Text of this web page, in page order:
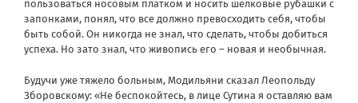
пользоваться носовым платком и носить шелковые рубашки с
запонками, понял, что все должно превосходить себя, чтобы
быть собой. Он никогда не знал, что сделать, чтобы добиться
успеха. Но зато знал, что живопись его – новая и необычная.
Будучи уже тяжело больным, Модильяни сказал Леопольду
Зборовскому: «Не беспокойтесь, в лице Сутина я оставляю вам